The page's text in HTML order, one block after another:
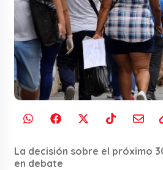
La decisión sobre el próximo
en debate